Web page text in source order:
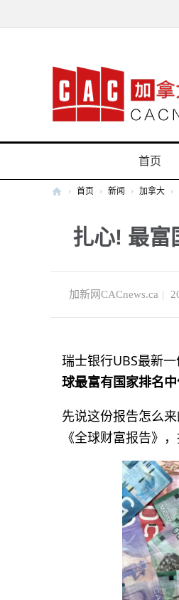
首页
新
网
› 首页 › 新闻 › 加拿大 ›
扎心! 最富
加新网CACnews.ca |
瑞士银行UBS最新一
球最富有国家排名中
先说这份报告怎么
《全球财富报告》